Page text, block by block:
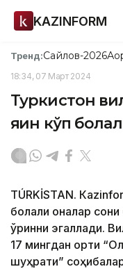
KAZINFORM
Тренд:Сайлов-2026
18:34, 07 Март 2024
Туркистон
яқин кўп
TÚRKİSTAN.
болали оналар
ўринни эгаллади.
17 мингдан ортиқ
шуҳрати”